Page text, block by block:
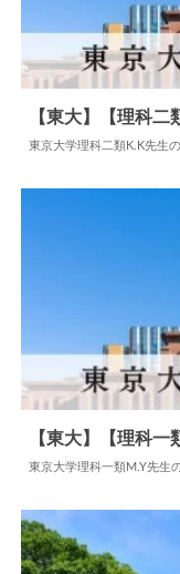
【東大】【理科
東京大学理科二類K.K先生
【東大】【理科
東京大学理科一類M.Y先生